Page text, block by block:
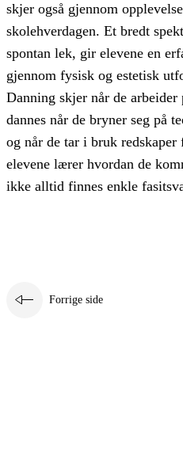
skjer også gjennom
skolehverdagen. Et bredt
spontan lek, gir elevene en
gjennom fysisk og estetisk
Danning skjer når de arbeider
dannes når de bryner seg på
og når de tar i bruk
elevene lærer hvordan de
ikke alltid finnes enkle
Forrige side